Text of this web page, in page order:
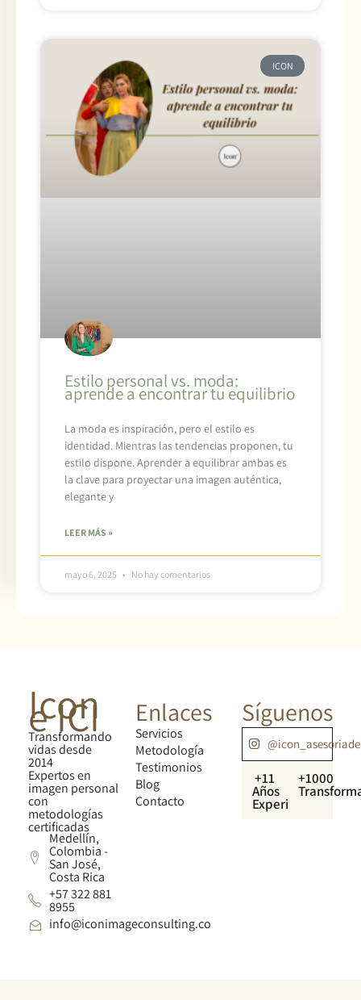
ICON
Estilo personal vs. moda:
aprende a encontrar tu equilibrio
La moda es inspiración, pero el estilo es
identidad. Mientras las tendencias proponen, tu
estilo dispone. Aprender a equilibrar ambas es
la clave para proyectar una imagen auténtica,
elegante y
LEER MÁS »
mayo 6, 2025 No hay comentarios
Icon
e ICI
Transformando
vidas desde
2014
Expertos en
imagen personal
con
metodologías
certificadas
Medellín,
Colombia -
San José,
Costa Rica
+57 322 881
8955
info@iconimageconsulting.co
Enlaces
Servicios
Metodología
Testimonios
Blog
Contacto
Síguenos
+11
Años
Experiencia
+1000